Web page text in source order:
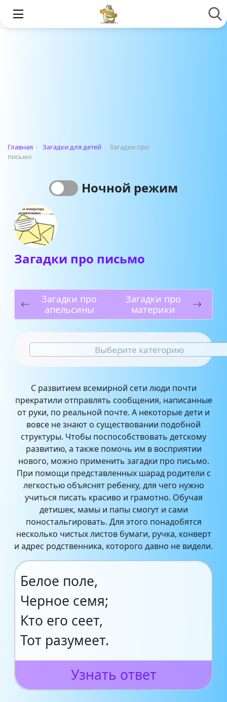
Главная › Загадки для детей › Загадки про
письмо
Ночной режим
Загадки про письмо
Загадки про
апельсины
Загадки про
материки
Выберите категорию
С развитием всемирной сети люди почти
прекратили отправлять сообщения, написанные
от руки, по реальной почте. А некоторые дети и
вовсе не знают о существовании подобной
структуры. Чтобы поспособствовать детскому
развитию, а также помочь им в восприятии
нового, можно применить загадки про письмо.
При помощи представленных шарад родители с
легкостью объяснят ребенку, для чего нужно
учиться писать красиво и грамотно. Обучая
детишек, мамы и папы смогут и сами
поностальгировать. Для этого понадобятся
несколько чистых листов бумаги, ручка, конверт
и адрес родственника, которого давно не видели.
Белое поле,
Черное семя;
Кто его сеет,
Тот разумеет.
Узнать ответ